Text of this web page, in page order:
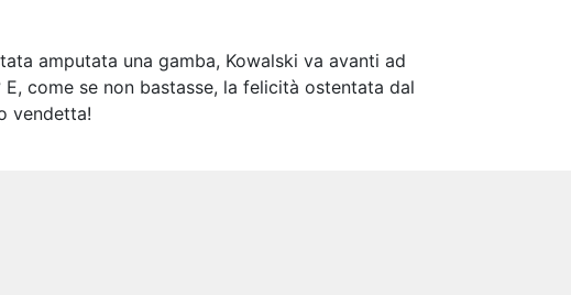
amputata una gamba, Kowalski va avanti ad
come se non bastasse, la felicità ostentata dal
vendetta!